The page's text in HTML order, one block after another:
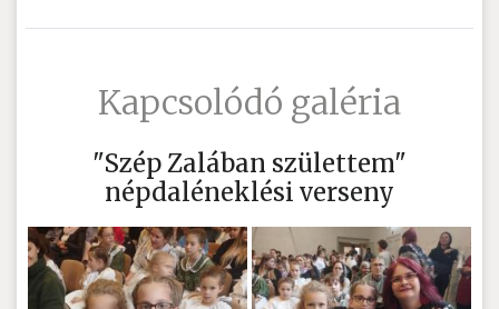
Kapcsolódó galéria
"Szép Zalában születtem"
népdaléneklési verseny